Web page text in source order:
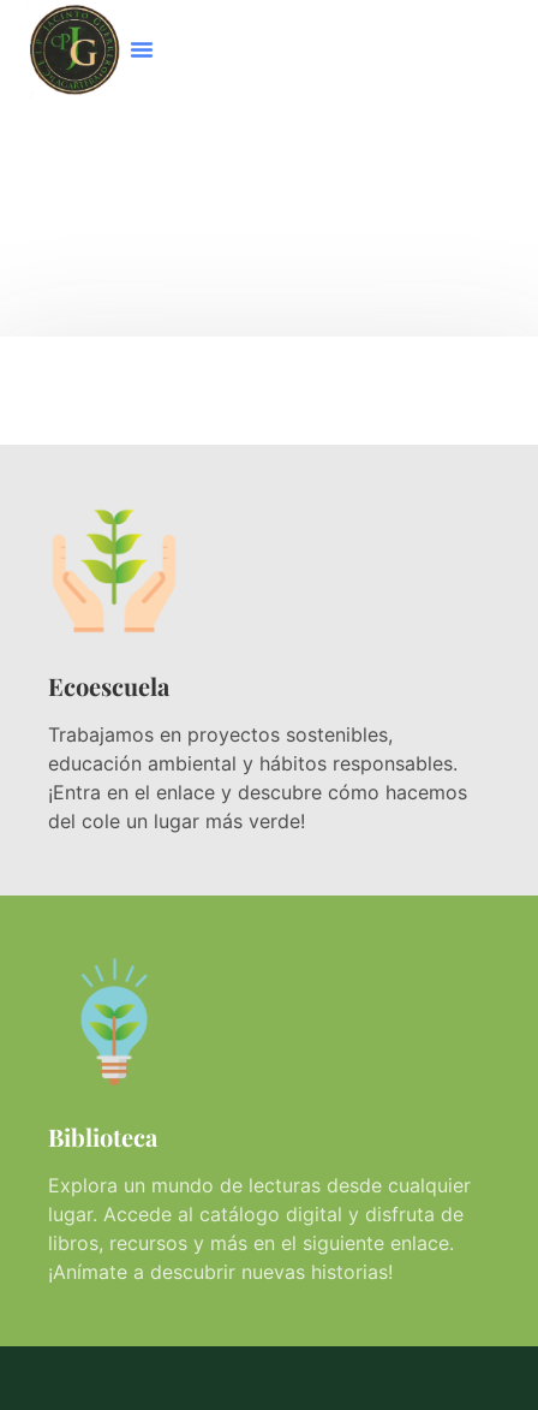
Ecoescuela
Trabajamos en proyectos sostenibles,
educación ambiental y hábitos responsables.
¡Entra en el enlace y descubre cómo hacemos
del cole un lugar más verde!
Biblioteca
Explora un mundo de lecturas desde cualquier
lugar. Accede al catálogo digital y disfruta de
libros, recursos y más en el siguiente enlace.
¡Anímate a descubrir nuevas historias!